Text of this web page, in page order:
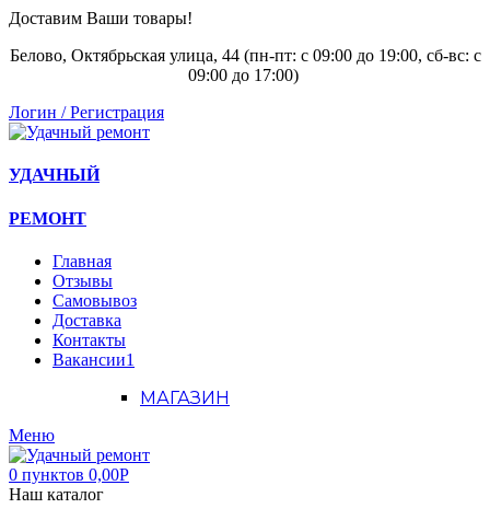
Доставим Ваши товары!
Белово, Октябрьская улица, 44 (пн-пт: с 09:00 до 19:00, сб-вс: с
09:00 до 17:00)
Логин / Регистрация
УДАЧНЫЙ
РЕМОНТ
Главная
Отзывы
Самовывоз
Доставка
Контакты
Вакансии1
МАГАЗИН
Меню
0 пунктов 0,00Р
Наш каталог